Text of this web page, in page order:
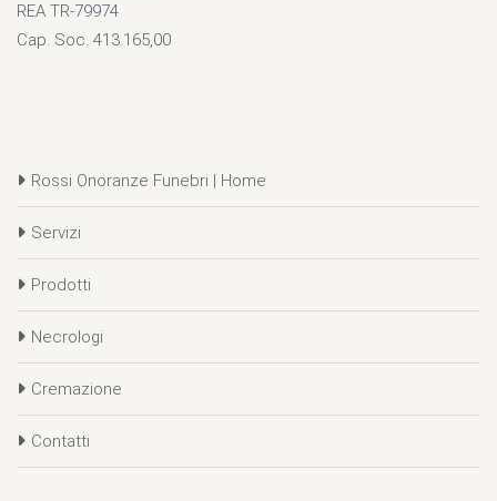
REA TR-79974
Cap. Soc. 413.165,00
Rossi Onoranze Funebri | Home
Servizi
Prodotti
Necrologi
Cremazione
Contatti